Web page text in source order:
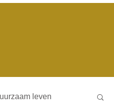
leven